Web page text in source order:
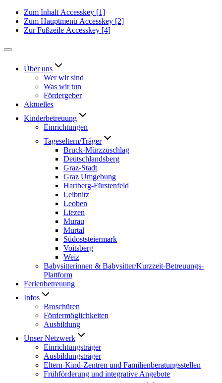
Zum Inhalt Accesskey [1]
Zum Hauptmenü Accesskey [2]
Zur Fußzeile Accesskey [4]
Über uns
Wer wir sind
Was wir tun
Fördergeber
Aktuelles
Kinderbetreuung
Einrichtungen
Tageseltern/Träger
Bruck-Mürzzuschlag
Deutschlandsberg
Graz-Stadt
Graz Umgebung
Hartberg-Fürstenfeld
Leibnitz
Leoben
Liezen
Murau
Murtal
Südoststeiermark
Voitsberg
Weiz
Babysitterinnen & Babysitter/Kurzzeit-Betreuungs-
Plattform
Ferienbetreuung
Infos
Broschüren
Fördermöglichkeiten
Ausbildung
Unser Netzwerk
Einrichtungsträger
Ausbildungsträger
Eltern-Kind-Zentren und Familienberatungsstellen
Frühförderung und integrative Angebote